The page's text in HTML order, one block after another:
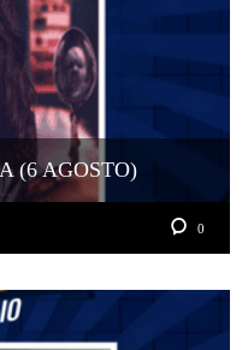
(6 AGOSTO)
0